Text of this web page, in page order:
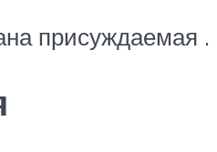
присуждаемая .